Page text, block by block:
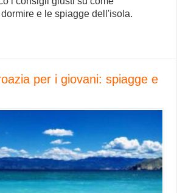
e le spiagge dell'isola.
per i giovani: spiagge e